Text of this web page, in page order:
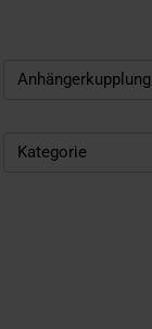
Anhängerkupplung
Kategorie